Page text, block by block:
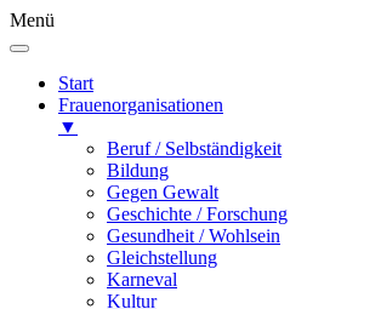
Menü
Start
Frauenorganisationen
▼
Beruf / Selbständigkeit
Bildung
Gegen Gewalt
Geschichte / Forschung
Gesundheit / Wohlsein
Gleichstellung
Karneval
Kultur